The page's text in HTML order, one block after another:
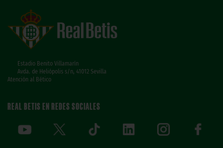
Estadio Benito Villamarín
Avda. de Heliópolis s/n, 41012 Sevilla
Atención al Bético
REAL BETIS EN REDES SOCIALES